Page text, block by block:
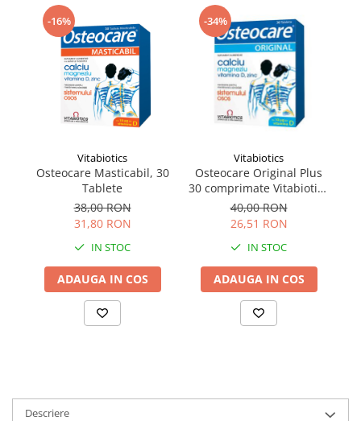
Supliment Zinc
Tincturi si Gemoderivate
Tuse gat si respiratie
Vitamine si minerale
-16%
Vitabiotics
Osteocare Masticabil, 30
Tablete
38,00 RON
31,80 RON
IN STOC
ADAUGA IN COS
-34%
Vitabiotics
Osteocare Original Plus
30 comprimate Vitabiotics
Ltd
40,00 RON
26,51 RON
IN STOC
ADAUGA IN COS
Descriere